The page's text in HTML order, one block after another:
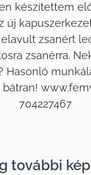
készítettem
új
zsanért
zsanérra.
Hasonló
704227467
további